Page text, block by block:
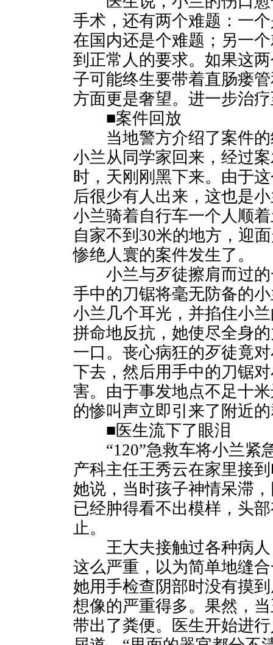
手术，还有两个难题：一
在国内还是个难题；另一
到正常人的要求。如果这
子可能终生要带着直肠瘘
方面更是奢望。进一步治
■案件回放
当地警方介绍了案件的
小兰从同学家回来，经过
时，天刚刚黑下来。由于
后很少有人出来，这也是
小兰骑着自行车一个人顺
自家不到30米的地方，迎
惨绝人寰的案件发生了。
小兰与歹徒擦肩而过的
手中的刀锯将毫无防备的
小兰几个耳光，并掐住小
拼命地反抗，她使尽全身
一口。丧心病狂的歹徒竟
下去，然后用手中的刀锯
害。由于事发地点不足十
的惨叫声立即引来了附近
■医生流下了眼泪
“120”急救车将小兰紧
产科主任王秀云在家里接
她说，当时孩子神情呆滞
已经肿得看不出模样，头
止。
王大夫接触过各种病人
这么严重，以为简单地缝
她用手检查阴部时没有摸
想像的严重得多。果然，
带出了粪便。医生开始进